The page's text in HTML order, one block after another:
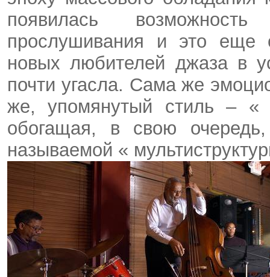
появилась возможность
прослушивания и это еще
новых любителей джаза в
почти угасла. Сама же
же, упомянутый стиль –
обогащая, в свою
называемой «